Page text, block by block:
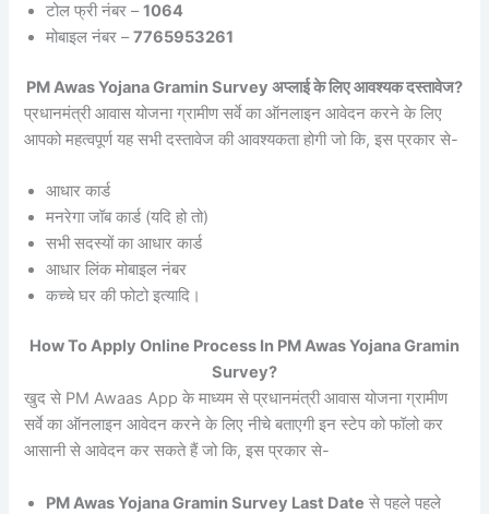
टोल फ्री नंबर –1064
मोबाइल नंबर –7765953261
PM Awas Yojana Gramin Survey अप्लाई के लिए आवश्यक दस्तावेज?
प्रधानमंत्री आवास योजना ग्रामीण सर्वे का ऑनलाइन आवेदन करने के लिए
आपको महत्वपूर्ण यह सभी दस्तावेज की आवश्यकता होगी जो कि, इस प्रकार से-
आधार कार्ड
मनरेगा जॉब कार्ड (यदि हो तो)
सभी सदस्यों का आधार कार्ड
आधार लिंक मोबाइल नंबर
कच्चे घर की फोटो इत्यादि।
How To Apply Online Process In PM Awas Yojana Gramin
Survey?
खुद से PM Awaas App के माध्यम से प्रधानमंत्री आवास योजना ग्रामीण
सर्वे का ऑनलाइन आवेदन करने के लिए नीचे बताएगी इन स्टेप को फॉलो कर
आसानी से आवेदन कर सकते हैं जो कि, इस प्रकार से-
PM Awas Yojana Gramin Survey Last Date से पहले पहले